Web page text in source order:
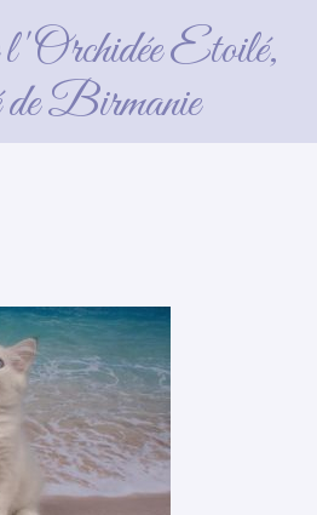
l'Orchidée Etoilé,
Birmanie
Neige